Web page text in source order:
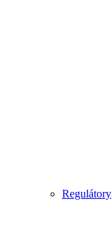
Regulátory